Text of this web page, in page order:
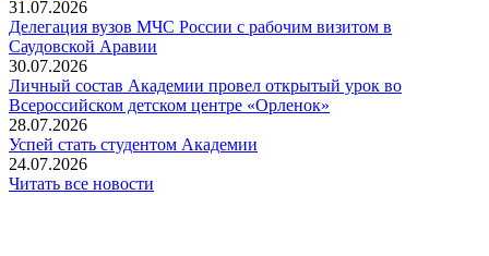
31.07.2026
Делегация вузов МЧС России с рабочим визитом в
Саудовской Аравии
30.07.2026
Личный состав Академии провел открытый урок во
Всероссийском детском центре «Орленок»
28.07.2026
️Успей стать студентом Академии
24.07.2026
Читать все новости